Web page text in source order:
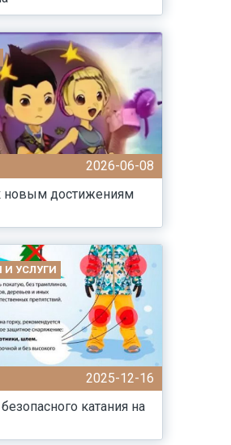
2026-06-08
новым достижениям
И УСЛУГИ
2025-12-16
катания на